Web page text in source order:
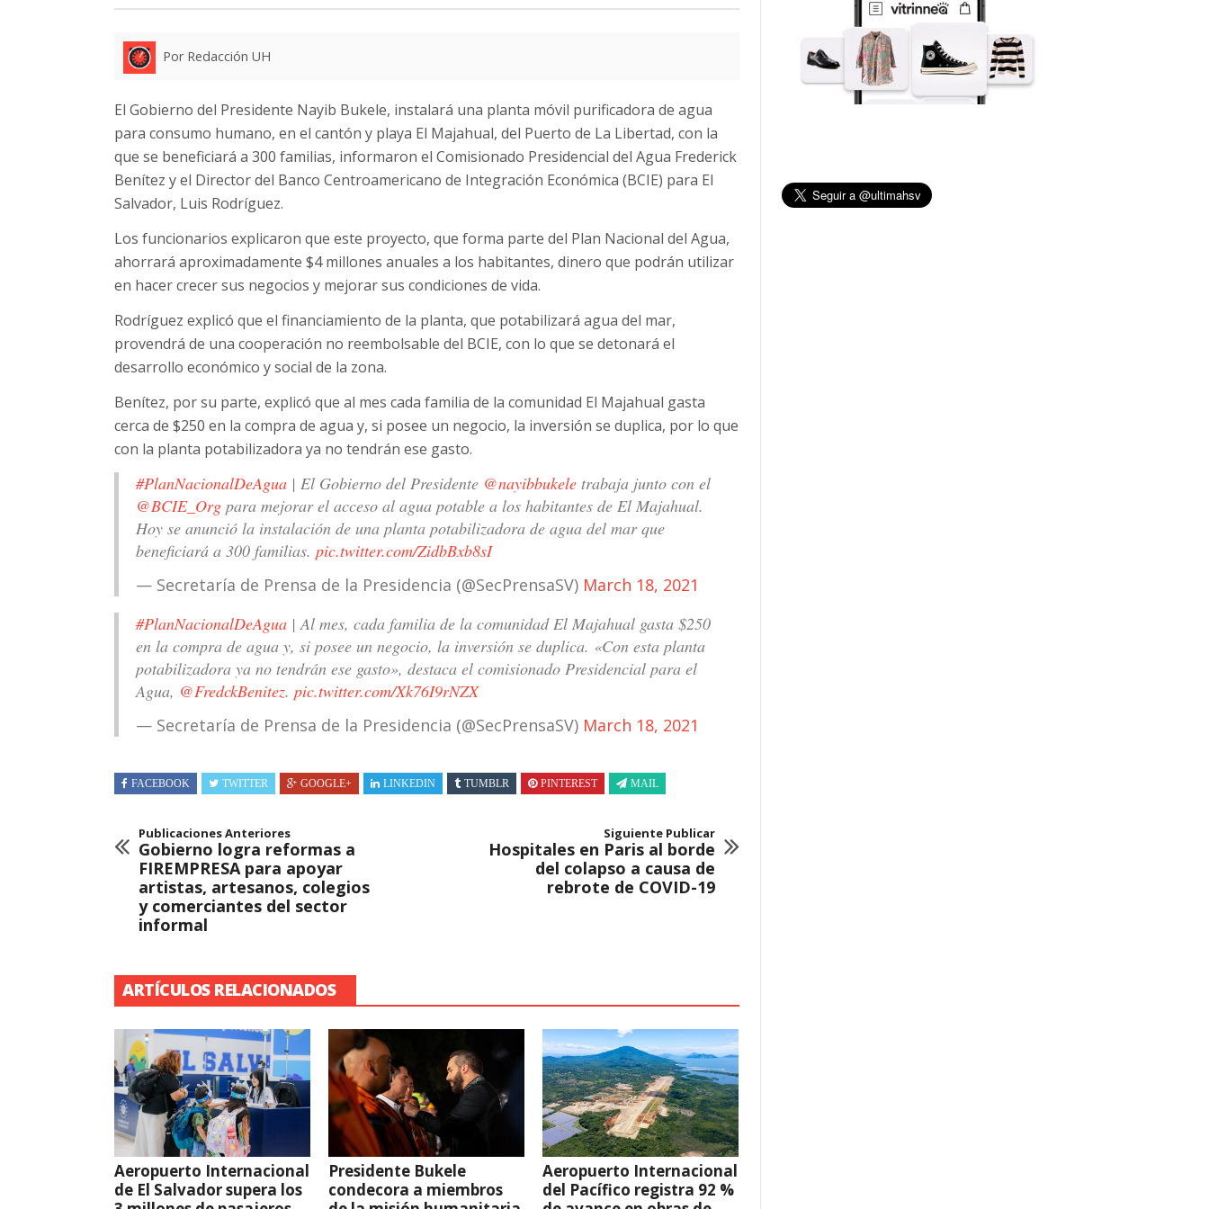
Por Redacción UH
El Gobierno del Presidente Nayib Bukele, instalará una planta móvil purificadora de agua
para consumo humano, en el cantón y playa El Majahual, del Puerto de La Libertad, con la
que se beneficiará a 300 familias, informaron el Comisionado Presidencial del Agua Frederick
Benítez y el Director del Banco Centroamericano de Integración Económica (BCIE) para El
Salvador, Luis Rodríguez.
Los funcionarios explicaron que este proyecto, que forma parte del Plan Nacional del Agua,
ahorrará aproximadamente $4 millones anuales a los habitantes, dinero que podrán utilizar
en hacer crecer sus negocios y mejorar sus condiciones de vida.
Rodríguez explicó que el financiamiento de la planta, que potabilizará agua del mar,
provendrá de una cooperación no reembolsable del BCIE, con lo que se detonará el
desarrollo económico y social de la zona.
Benítez, por su parte, explicó que al mes cada familia de la comunidad El Majahual gasta
cerca de $250 en la compra de agua y, si posee un negocio, la inversión se duplica, por lo que
con la planta potabilizadora ya no tendrán ese gasto.
#PlanNacionalDeAgua | El Gobierno del Presidente @nayibbukele trabaja junto con el
@BCIE_Org para mejorar el acceso al agua potable a los habitantes de El Majahual.
Hoy se anunció la instalación de una planta potabilizadora de agua del mar que
beneficiará a 300 familias. pic.twitter.com/ZidbBxb8sI
— Secretaría de Prensa de la Presidencia (@SecPrensaSV) March 18, 2021
#PlanNacionalDeAgua | Al mes, cada familia de la comunidad El Majahual gasta $250
en la compra de agua y, si posee un negocio, la inversión se duplica. «Con esta planta
potabilizadora ya no tendrán ese gasto», destaca el comisionado Presidencial para el
Agua, @FredckBenitez. pic.twitter.com/Xk76I9rNZX
— Secretaría de Prensa de la Presidencia (@SecPrensaSV) March 18, 2021
FACEBOOK TWITTER GOOGLE+ LINKEDIN TUMBLR PINTEREST MAIL
Publicaciones Anteriores
Gobierno logra reformas a
FIREMPRESA para apoyar
artistas, artesanos, colegios
y comerciantes del sector
informal
Siguiente Publicar
Hospitales en Paris al borde
del colapso a causa de
rebrote de COVID-19
ARTÍCULOS RELACIONADOS
Aeropuerto Internacional
de El Salvador supera los
Presidente Bukele
condecora a miembros
Aeropuerto Internacional
del Pacífico registra 92 %